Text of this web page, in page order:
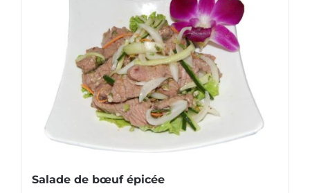
Salade de bœuf épicée